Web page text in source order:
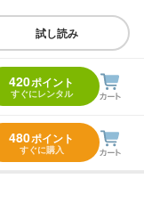
試し読み
420ポイント
すぐにレンタル
480ポイント
すぐに購入